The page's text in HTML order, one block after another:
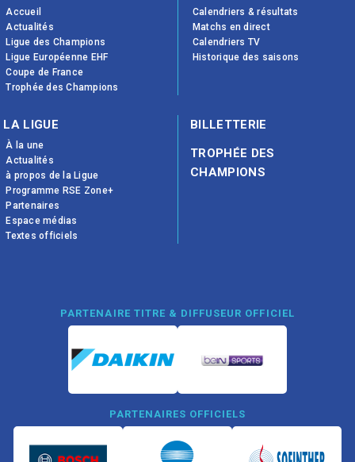
Accueil
Actualités
Ligue des Champions
Ligue Européenne EHF
Coupe de France
Trophée des Champions
Calendriers & résultats
Matchs en direct
Calendriers TV
Historique des saisons
LA LIGUE
À la une
Actualités
à propos de la Ligue
Programme RSE Zone+
Partenaires
Espace médias
Textes officiels
BILLETTERIE
TROPHÉE DES
CHAMPIONS
PARTENAIRE TITRE & DIFFUSEUR OFFICIEL
PARTENAIRES OFFICIELS